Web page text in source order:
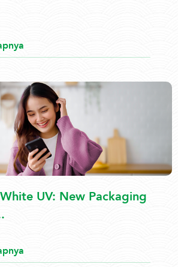
UV: New Packaging